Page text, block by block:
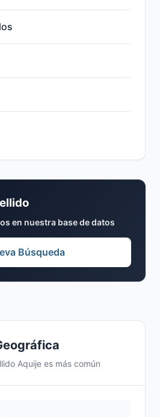
Aquije es más común
en nuestra base de datos
Búsqueda